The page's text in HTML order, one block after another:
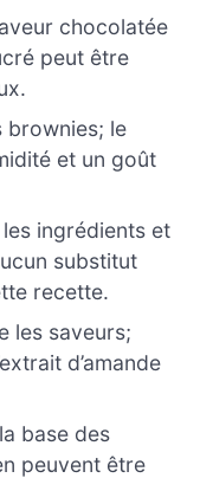
chocolatée
peut être
brownies; le
et un goût
ingrédients et
substitut
recette.
les saveurs;
d’amande
base des
peuvent être